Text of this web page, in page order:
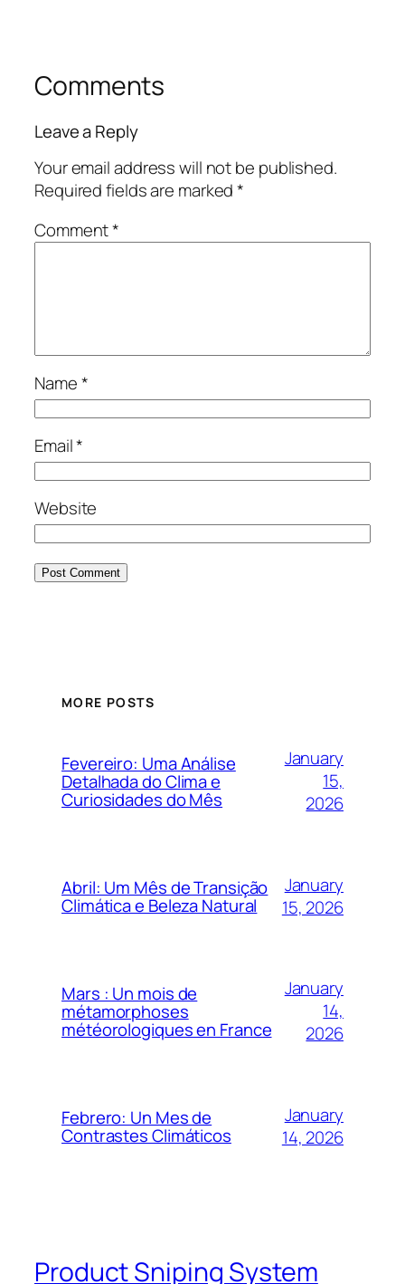
Comments
Leave a Reply
Your email address will not be published.
Required fields are marked*
Comment*
Name*
Email*
Website
MORE POSTS
Fevereiro: Uma Análise
Detalhada do Clima e
Curiosidades do Mês
January
15,
2026
Abril: Um Mês de Transição
Climática e Beleza Natural
January
15, 2026
Mars : Un mois de
métamorphoses
météorologiques en France
January
14,
2026
Febrero: Un Mes de
Contrastes Climáticos
January
14, 2026
Product Sniping System